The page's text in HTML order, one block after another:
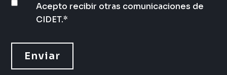
Acepto recibir otras comunicaciones de
CIDET.*